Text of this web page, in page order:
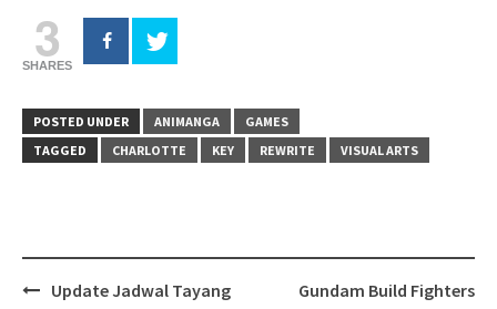
3
SHARES
POSTED UNDER ANIMANGA
GAMES
TAGGED
CHARLOTTE KEY REWRITE VISUAL ARTS
PostUpdate Jadwal Tayang
Gundam Build Fighters